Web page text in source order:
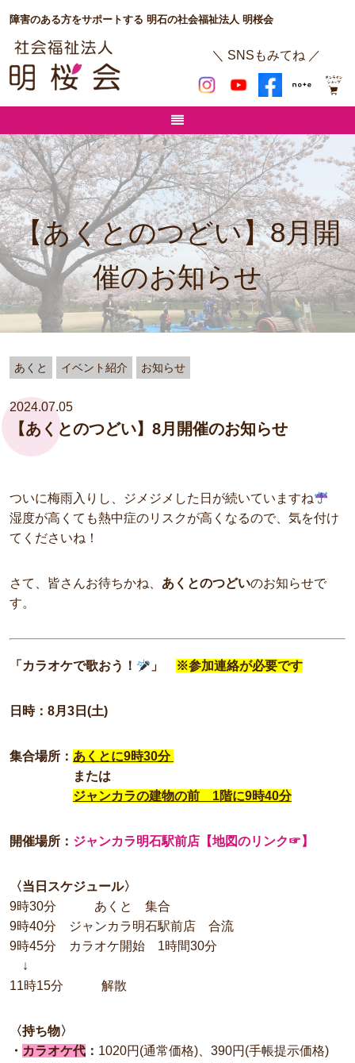
障害のある方をサポートする 明石の社会福祉法人 明桜会
＼ SNSもみてね ／
【あくとのつどい】8月開
催のお知らせ
あくと イベント紹介 お知らせ
2024.07.05
【あくとのつどい】8月開催のお知らせ
ついに梅雨入りし、ジメジメした日が続いていますね
湿度が高くても熱中症のリスクが高くなるので、気を付け
てくださいね！
さて、皆さんお待ちかね、 あくとのつどいのお知らせで
す。
「カラオケで歌おう！ 」 ※参加連絡が必要です
日時：8月3日(土)
集合場所： あくとに9時30分
または
ジャンカラの建物の前 1階に9時40分
開催場所： ジャンカラ明石駅前店【地図のリンク☞】
〈当日スケジュール〉
9時30分 あくと 集合
9時40分 ジャンカラ明石駅前店 合流
9時45分 カラオケ開始 1時間30分
↓
11時15分 解散
〈持ち物〉
・ カラオケ代 ： 1020円(通常価格)、390円(手帳提示価格)